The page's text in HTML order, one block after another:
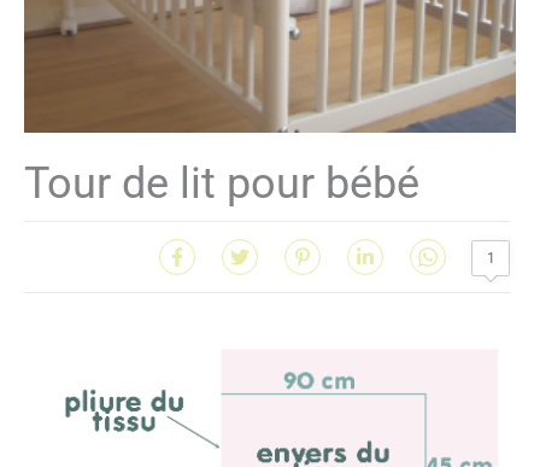
Tour de lit pour bébé
1